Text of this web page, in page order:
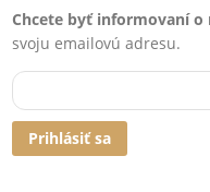
Chcete byť informovaní o
svoju emailovú adresu.
Prihlásiť sa